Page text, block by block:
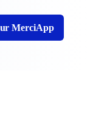
MerciApp